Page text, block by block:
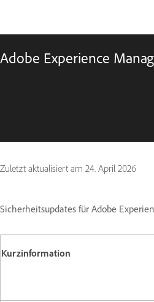
Adobe Experience
Zuletzt aktualisiert am 24. April 2026
Sicherheitsupdates für Adobe
Kurzinformation